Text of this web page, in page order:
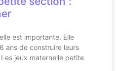
est importante. Elle
ans de construire leurs
jeux maternelle petite